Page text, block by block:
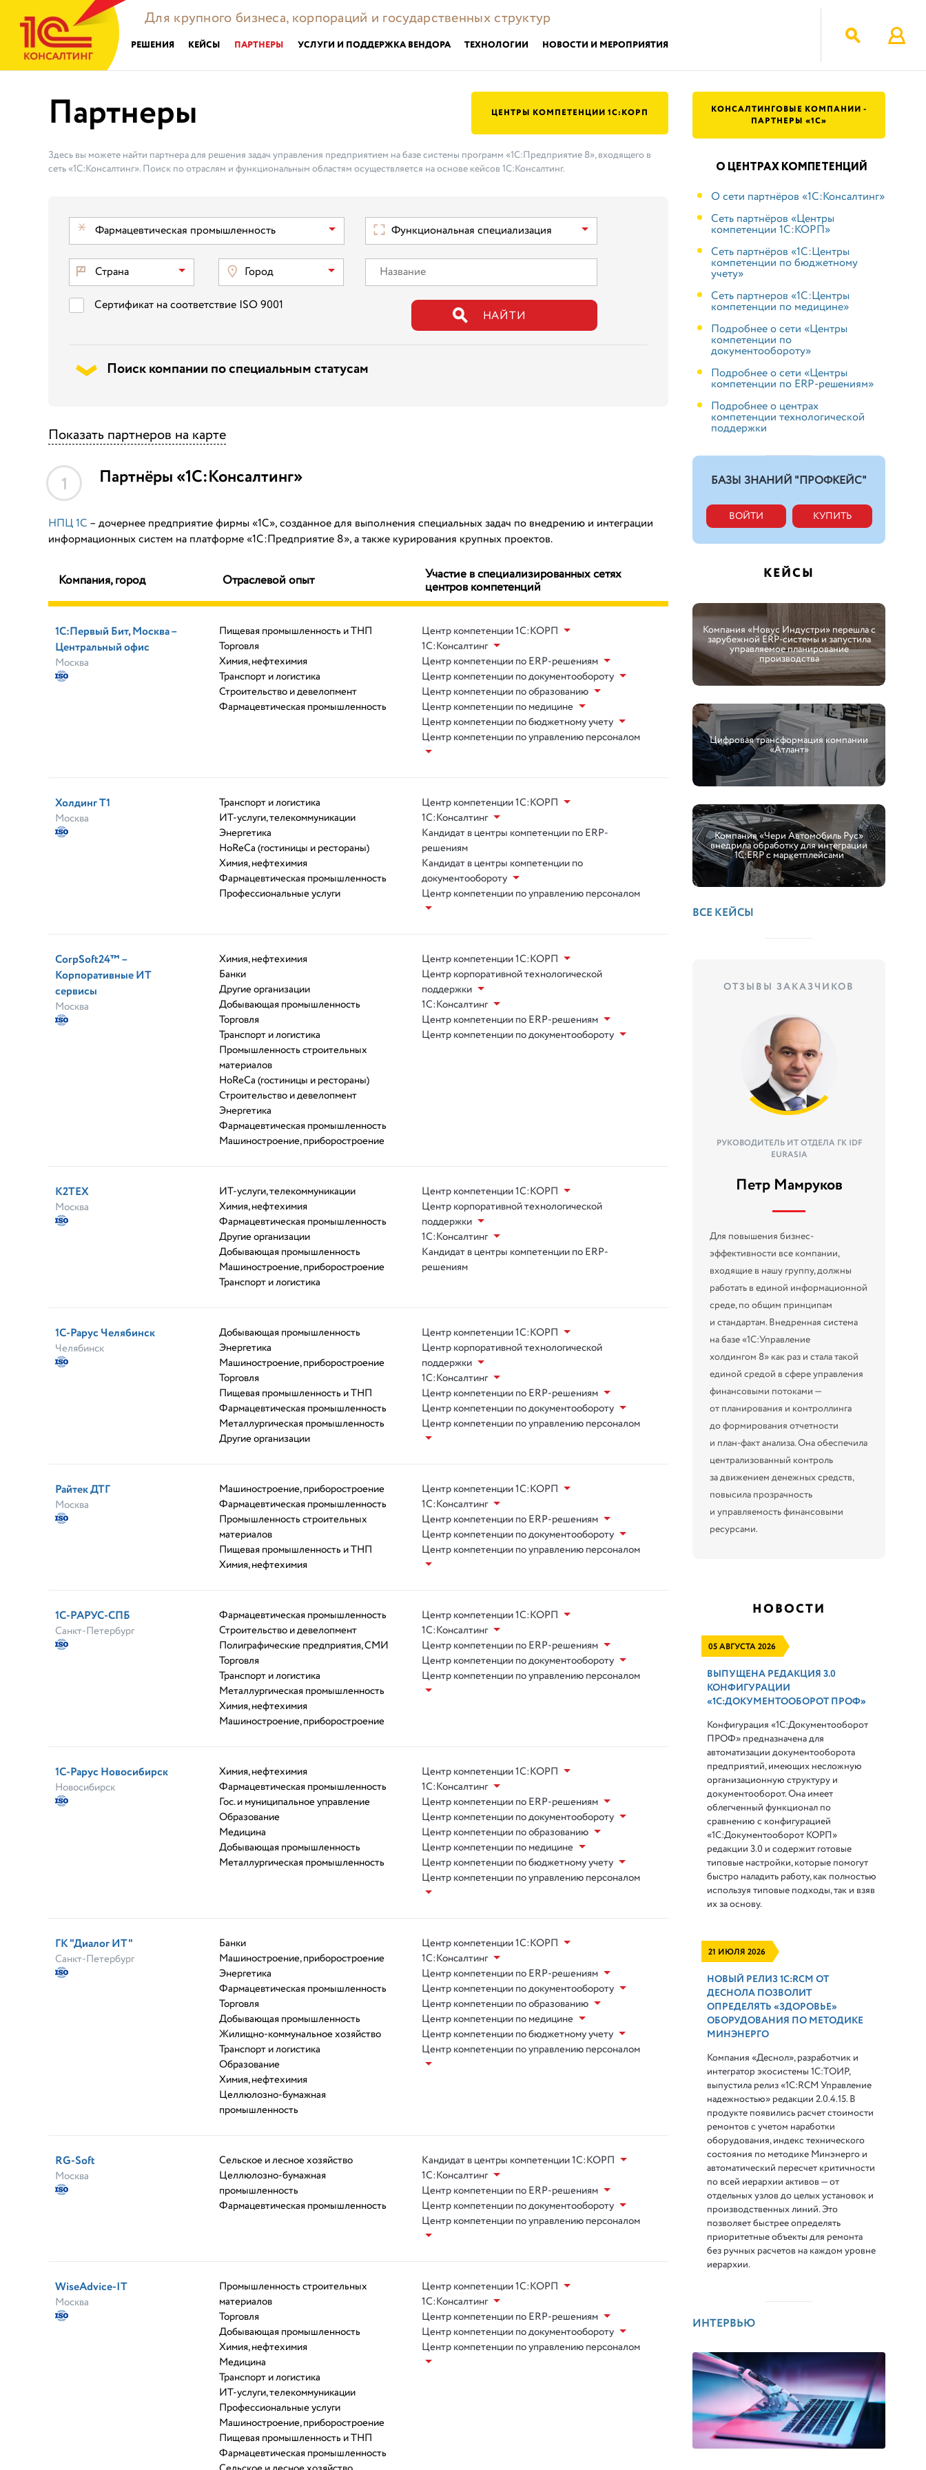
Для крупного бизнеса, корпораций и государственных структур
РЕШЕНИЯ КЕЙСЫ ПАРТНЕРЫ УСЛУГИ И ПОДДЕРЖКА ВЕНДОРА ТЕХНОЛОГИИ НОВОСТИ И МЕРОПРИЯТИЯ
Партнеры ЦЕНТРЫ КОМПЕТЕНЦИИ 1C:КОРП
Здесь вы можете найти партнера для решения задач управления предприятием на базе системы программ «1С:Предприятие 8», входящего в
сеть «1С:Консалтинг». Поиск по отраслям и функциональным областям осуществляется на основе кейсов 1С:Консалтинг.
Фармацевтическая промышленность
Страна Город
Сертификат на соответствие ISO 9001
Функциональная специализация
НАЙТИ
Поиск компании по специальным статусам
Показать партнеров на карте
1 Партнёры «1С:Консалтинг»
НПЦ 1С – дочернее предприятие фирмы «1С», созданное для выполнения специальных задач по внедрению и интеграции
информационных систем на платформе «1С:Предприятие 8», а также курирования крупных проектов.
Компания, город Отраслевой опыт Участие в специализированных сетях
центров компетенций
1С:Первый Бит, Москва –
Центральный офис
Москва
Пищевая промышленность и ТНП
Торговля
Химия, нефтехимия
Транспорт и логистика
Строительство и девелопмент
Фармацевтическая промышленность
Центр компетенции 1С:КОРП
1С:Консалтинг
Центр компетенции по ERP-решениям
Центр компетенции по документообороту
Центр компетенции по образованию
Центр компетенции по медицине
Центр компетенции по бюджетному учету
Центр компетенции по управлению персоналом
Холдинг Т1
Москва
Транспорт и логистика
ИТ-услуги, телекоммуникации
Энергетика
HoReCa (гостиницы и рестораны)
Химия, нефтехимия
Фармацевтическая промышленность
Профессиональные услуги
Центр компетенции 1С:КОРП
1С:Консалтинг
Кандидат в центры компетенции по ERP-
решениям
Кандидат в центры компетенции по
документообороту
Центр компетенции по управлению персоналом
CorpSoft24™ –
Корпоративные ИТ
сервисы
Москва
Химия, нефтехимия
Банки
Другие организации
Добывающая промышленность
Торговля
Транспорт и логистика
Промышленность строительных
материалов
HoReCa (гостиницы и рестораны)
Строительство и девелопмент
Энергетика
Фармацевтическая промышленность
Машиностроение, приборостроение
Центр компетенции 1С:КОРП
Центр корпоративной технологической
поддержки
1С:Консалтинг
Центр компетенции по ERP-решениям
Центр компетенции по документообороту
К2ТЕХ
Москва
ИТ-услуги, телекоммуникации
Химия, нефтехимия
Фармацевтическая промышленность
Другие организации
Добывающая промышленность
Машиностроение, приборостроение
Транспорт и логистика
Центр компетенции 1С:КОРП
Центр корпоративной технологической
поддержки
1С:Консалтинг
Кандидат в центры компетенции по ERP-
решениям
1С-Рарус Челябинск
Челябинск
Добывающая промышленность
Энергетика
Машиностроение, приборостроение
Торговля
Пищевая промышленность и ТНП
Фармацевтическая промышленность
Металлургическая промышленность
Другие организации
Центр компетенции 1С:КОРП
Центр корпоративной технологической
поддержки
1С:Консалтинг
Центр компетенции по ERP-решениям
Центр компетенции по документообороту
Центр компетенции по управлению персоналом
Райтек ДТГ
Москва
Машиностроение, приборостроение
Фармацевтическая промышленность
Промышленность строительных
материалов
Пищевая промышленность и ТНП
Химия, нефтехимия
Центр компетенции 1С:КОРП
1С:Консалтинг
Центр компетенции по ERP-решениям
Центр компетенции по документообороту
Центр компетенции по управлению персоналом
1С-РАРУС-СПБ
Санкт-Петербург
Фармацевтическая промышленность
Строительство и девелопмент
Полиграфические предприятия, СМИ
Торговля
Транспорт и логистика
Металлургическая промышленность
Химия, нефтехимия
Машиностроение, приборостроение
Центр компетенции 1С:КОРП
1С:Консалтинг
Центр компетенции по ERP-решениям
Центр компетенции по документообороту
Центр компетенции по управлению персоналом
1С-Рарус Новосибирск
Новосибирск
Химия, нефтехимия
Фармацевтическая промышленность
Гос. и муниципальное управление
Образование
Медицина
Добывающая промышленность
Металлургическая промышленность
Центр компетенции 1С:КОРП
1С:Консалтинг
Центр компетенции по ERP-решениям
Центр компетенции по документообороту
Центр компетенции по образованию
Центр компетенции по медицине
Центр компетенции по бюджетному учету
Центр компетенции по управлению персоналом
ГК "Диалог ИТ"
Санкт-Петербург
Банки
Машиностроение, приборостроение
Энергетика
Фармацевтическая промышленность
Торговля
Добывающая промышленность
Жилищно-коммунальное хозяйство
Транспорт и логистика
Образование
Химия, нефтехимия
Целлюлозно-бумажная
промышленность
Центр компетенции 1С:КОРП
1С:Консалтинг
Центр компетенции по ERP-решениям
Центр компетенции по документообороту
Центр компетенции по образованию
Центр компетенции по медицине
Центр компетенции по бюджетному учету
Центр компетенции по управлению персоналом
RG-Soft
Москва
Сельское и лесное хозяйство
Целлюлозно-бумажная
промышленность
Фармацевтическая промышленность
Кандидат в центры компетенции 1С:КОРП
1С:Консалтинг
Центр компетенции по ERP-решениям
Центр компетенции по документообороту
Центр компетенции по управлению персоналом
WiseAdvice-IT
Москва
Промышленность строительных
материалов
Торговля
Добывающая промышленность
Химия, нефтехимия
Медицина
Транспорт и логистика
ИТ-услуги, телекоммуникации
Профессиональные услуги
Машиностроение, приборостроение
Пищевая промышленность и ТНП
Фармацевтическая промышленность
Центр компетенции 1С:КОРП
1С:Консалтинг
Центр компетенции по ERP-решениям
Центр компетенции по документообороту
Центр компетенции по управлению персоналом
КОНСАЛТИНГОВЫЕ КОМПАНИИ -
ПАРТНЕРЫ «1С»
О ЦЕНТРАХ КОМПЕТЕНЦИЙ
О сети партнёров «1С:Консалтинг»
Сеть партнёров «Центры
компетенции 1С:КОРП»
Cеть партнёров «1С:Центры
компетенции по бюджетному
учету»
Сеть партнеров «1С:Центры
компетенции по медицине»
Подробнее о сети «Центры
компетенции по
документообороту»
Подробнее о сети «Центры
компетенции по ERP-решениям»
Подробнее о центрах
компетенции технологической
поддержки
БАЗЫ ЗНАНИЙ "ПРОФКЕЙС"
ВОЙТИ КУПИТЬ
КЕЙСЫ
Компания «Новус Индустри» перешла с
зарубежной ERP-системы и запустила
управляемое планирование
производства
Цифровая трансформация компании
«Атлант»
Компания «Чери Автомобиль Рус»
внедрила обработку для интеграции
1С:ERP с маркетплейсами
ВСЕ КЕЙСЫ
ОТЗЫВЫ ЗАКАЗЧИКОВ
РУКОВОДИТЕЛЬ ИТ ОТДЕЛА ГК IDF
EURASIA
Петр Мамруков
Для повышения бизнес-
эффективности все компании,
входящие в нашу группу, должны
работать в единой информационной
среде, по общим принципам
и стандартам. Внедренная система
на базе «1С:Управление
холдингом 8» как раз и стала такой
единой средой в сфере управления
финансовыми потоками —
от планирования и контроллинга
до формирования отчетности
и план-факт анализа. Она обеспечила
централизованный контроль
за движением денежных средств,
повысила прозрачность
и управляемость финансовыми
ресурсами.
НОВОСТИ
05 АВГУСТА 2026
ВЫПУЩЕНА РЕДАКЦИЯ 3.0
КОНФИГУРАЦИИ
«1С:ДОКУМЕНТООБОРОТ ПРОФ»
Конфигурация «1С:Документооборот
ПРОФ» предназначена для
автоматизации документооборота
предприятий, имеющих несложную
организационную структуру и
документооборот. Она имеет
облегченный функционал по
сравнению с конфигурацией
«1С:Документооборот КОРП»
редакции 3.0 и содержит готовые
типовые настройки, которые помогут
быстро наладить работу, как полностью
используя типовые подходы, так и взяв
их за основу.
21 ИЮЛЯ 2026
НОВЫЙ РЕЛИЗ 1С:RCM ОТ
ДЕСНОЛА ПОЗВОЛИТ
ОПРЕДЕЛЯТЬ «ЗДОРОВЬЕ»
ОБОРУДОВАНИЯ ПО МЕТОДИКЕ
МИНЭНЕРГО
Компания «Деснол», разработчик и
интегратор экосистемы 1С:ТОИР,
выпустила релиз «1С:RCM Управление
надежностью» редакции 2.0.4.15. В
продукте появились расчет стоимости
ремонтов с учетом наработки
оборудования, индекс технического
состояния по методике Минэнерго и
автоматический пересчет критичности
по всей иерархии активов — от
отдельных узлов до целых установок и
производственных линий. Это
позволяет быстрее определять
приоритетные объекты для ремонта
без ручных расчетов на каждом уровне
иерархии.
ИНТЕРВЬЮ